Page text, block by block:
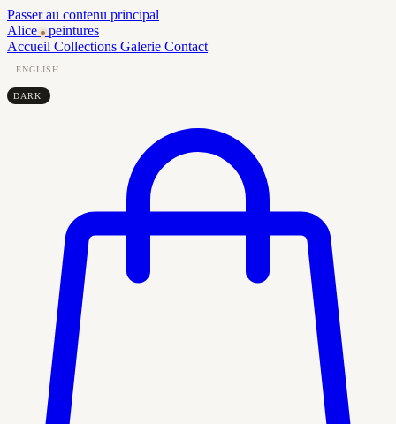
Passer au contenu principal
Alice
peintures
Accueil Collections Galerie Contact
ENGLISH
DARK